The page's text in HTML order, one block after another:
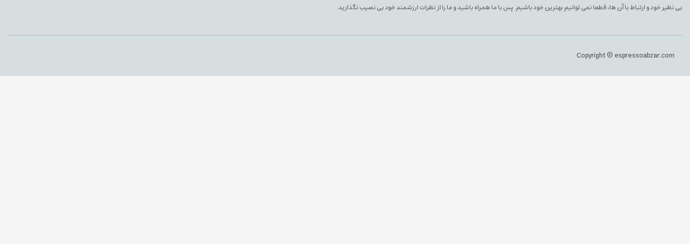
بی نظیر خود و ارتباط با آن ها، قطعا نمی توانیم بهترین خود باشیم. پس با ما همراه باشید و ما را از نظرات ارزشمند خود بی نصیب نگذارید.
Copyright © espressoabzar.com